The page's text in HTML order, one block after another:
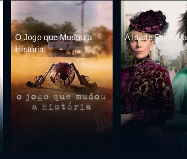
O Jogo que Mudou a
História
A Idade Dourada